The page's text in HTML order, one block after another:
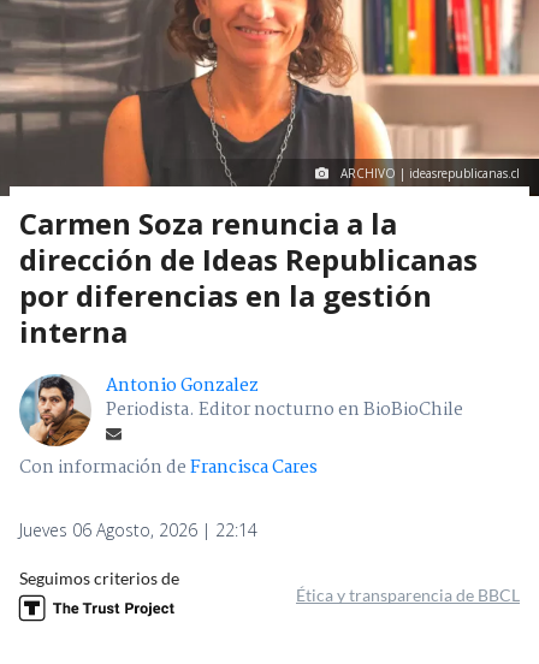
ARCHIVO | ideasrepublicanas.cl
Carmen Soza renuncia a la
dirección de Ideas Republicanas
por diferencias en la gestión
interna
Antonio Gonzalez
Periodista. Editor nocturno en BioBioChile
Con información deFrancisca Cares
Jueves 06 Agosto, 2026 | 22:14
Seguimos criterios de
Ética y transparencia de BBCL